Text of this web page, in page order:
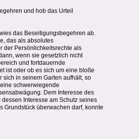
und hob das Urteil
das Beseitigungsbegehren ab.
das als absolutes
der Persönlichkeitsrechte als
wenn sie gesetzlich nicht
und fortdauernde
ist oder ob es sich um eine bloße
sich in seinem Garten aufhält, so
schwerwiegende
Dem Interesse des
Interesse am Schutz seines
Grundstück überwachen darf, konnte